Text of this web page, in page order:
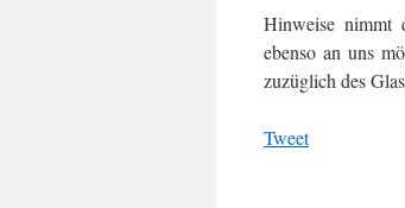
Hinweise nimmt
ebenso an uns
zuzüglich des
Tweet